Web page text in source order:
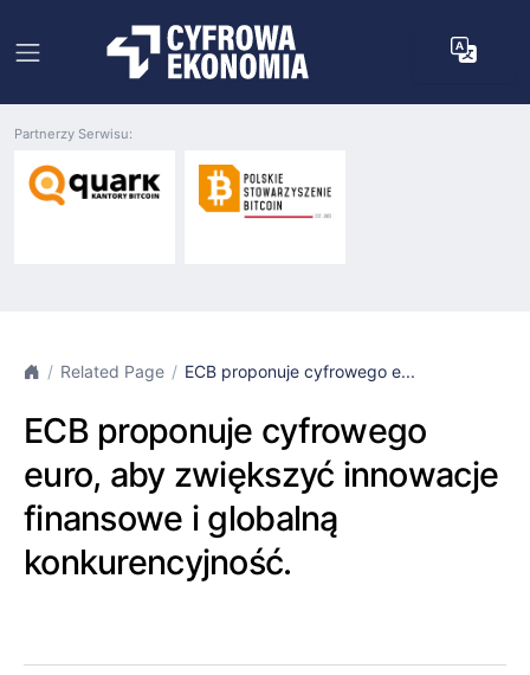
Partnerzy Serwisu:
Related Page ECB proponuje cyfrowego e...
ECB proponuje cyfrowego
euro, aby zwiększyć innowacje
finansowe i globalną
konkurencyjność.